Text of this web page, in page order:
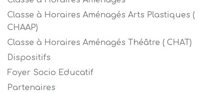
Classe à Horaires Aménagés Arts Plastiques (
CHAAP)
Classe à Horaires Aménagés Théâtre ( CHAT)
Dispositifs
Foyer Socio Educatif
Partenaires